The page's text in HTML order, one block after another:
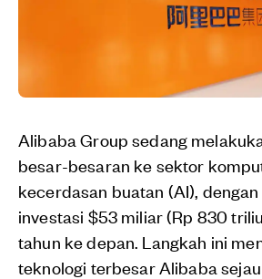
Alibaba Group sedang
besar-besaran ke sektor
kecerdasan buatan (AI),
investasi $53 miliar (Rp 830
tahun ke depan. Langkah ini
teknologi terbesar Alibaba